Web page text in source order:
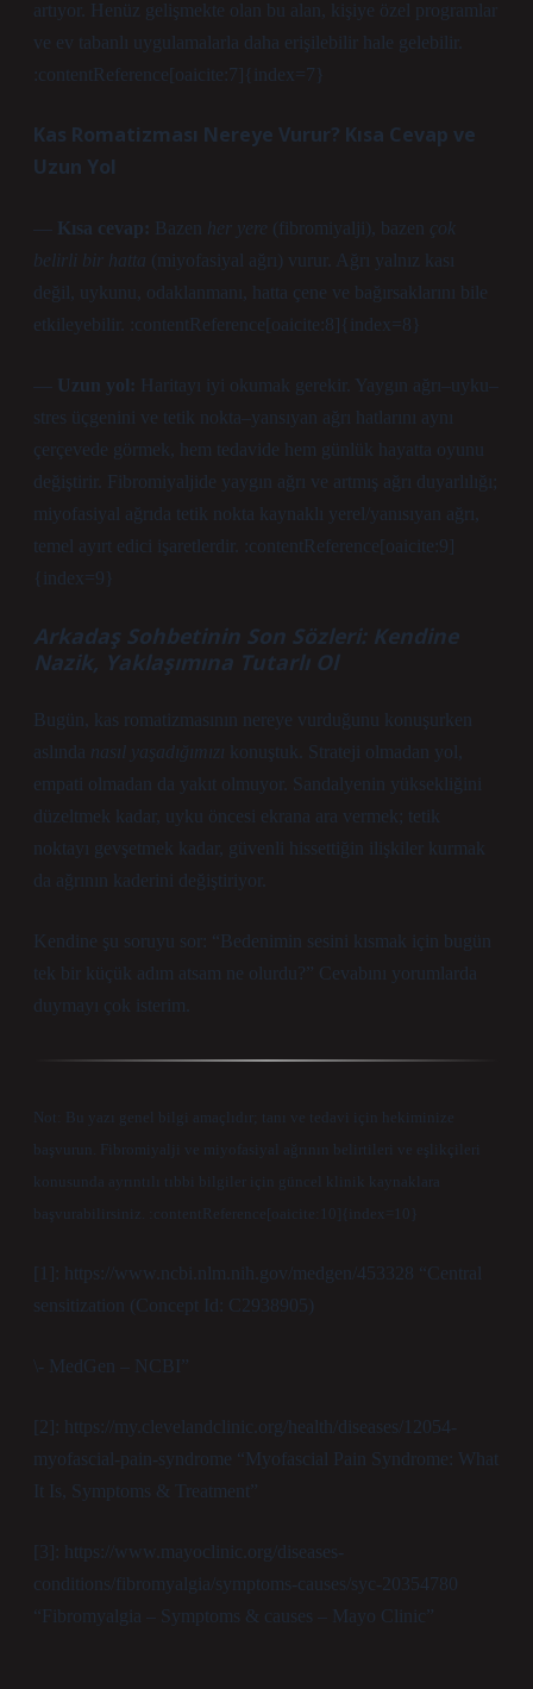
artıyor. Henüz gelişmekte olan bu alan, kişiye özel programlar
ve ev tabanlı uygulamalarla daha erişilebilir hale gelebilir.
:contentReference[oaicite:7]{index=7}
Kas Romatizması Nereye Vurur? Kısa Cevap ve
Uzun Yol
— Kısa cevap: Bazen her yere (fibromiyalji), bazen çok
belirli bir hatta (miyofasiyal ağrı) vurur. Ağrı yalnız kası
değil, uykunu, odaklanmanı, hatta çene ve bağırsaklarını bile
etkileyebilir. :contentReference[oaicite:8]{index=8}
— Uzun yol: Haritayı iyi okumak gerekir. Yaygın ağrı–uyku–
stres üçgenini ve tetik nokta–yansıyan ağrı hatlarını aynı
çerçevede görmek, hem tedavide hem günlük hayatta oyunu
değiştirir. Fibromiyaljide yaygın ağrı ve artmış ağrı duyarlılığı;
miyofasiyal ağrıda tetik nokta kaynaklı yerel/yanısıyan ağrı,
temel ayırt edici işaretlerdir. :contentReference[oaicite:9]
{index=9}
Arkadaş Sohbetinin Son Sözleri: Kendine
Nazik, Yaklaşımına Tutarlı Ol
Bugün, kas romatizmasının nereye vurduğunu konuşurken
aslında nasıl yaşadığımızı konuştuk. Strateji olmadan yol,
empati olmadan da yakıt olmuyor. Sandalyenin yüksekliğini
düzeltmek kadar, uyku öncesi ekrana ara vermek; tetik
noktayı gevşetmek kadar, güvenli hissettiğin ilişkiler kurmak
da ağrının kaderini değiştiriyor.
Kendine şu soruyu sor: “Bedenimin sesini kısmak için bugün
tek bir küçük adım atsam ne olurdu?” Cevabını yorumlarda
duymayı çok isterim.
Not: Bu yazı genel bilgi amaçlıdır; tanı ve tedavi için hekiminize
başvurun. Fibromiyalji ve miyofasiyal ağrının belirtileri ve eşlikçileri
konusunda ayrıntılı tıbbi bilgiler için güncel klinik kaynaklara
başvurabilirsiniz. :contentReference[oaicite:10]{index=10}
[1]: https://www.ncbi.nlm.nih.gov/medgen/453328 “Central
sensitization (Concept Id: C2938905)
\- MedGen – NCBI”
[2]: https://my.clevelandclinic.org/health/diseases/12054-
myofascial-pain-syndrome “Myofascial Pain Syndrome: What
It Is, Symptoms & Treatment”
[3]: https://www.mayoclinic.org/diseases-
conditions/fibromyalgia/symptoms-causes/syc-20354780
“Fibromyalgia – Symptoms & causes – Mayo Clinic”